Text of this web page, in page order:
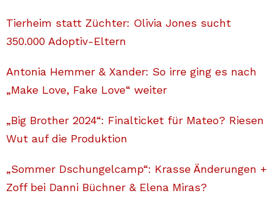
Tierheim statt Züchter: Olivia Jones sucht
350.000 Adoptiv-Eltern
Antonia Hemmer & Xander: So irre ging es nach
„Make Love, Fake Love“ weiter
„Big Brother 2024“: Finalticket für Mateo? Riesen
Wut auf die Produktion
„Sommer Dschungelcamp“: Krasse Änderungen +
Zoff bei Danni Büchner & Elena Miras?